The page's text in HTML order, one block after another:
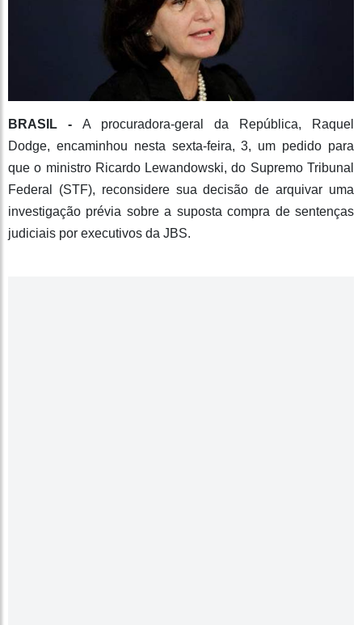
BRASIL - A procuradora-geral da República, Raquel
Dodge, encaminhou nesta sexta-feira, 3, um pedido para
que o ministro Ricardo Lewandowski, do Supremo Tribunal
Federal (STF), reconsidere sua decisão de arquivar uma
investigação prévia sobre a suposta compra de sentenças
judiciais por executivos da JBS.